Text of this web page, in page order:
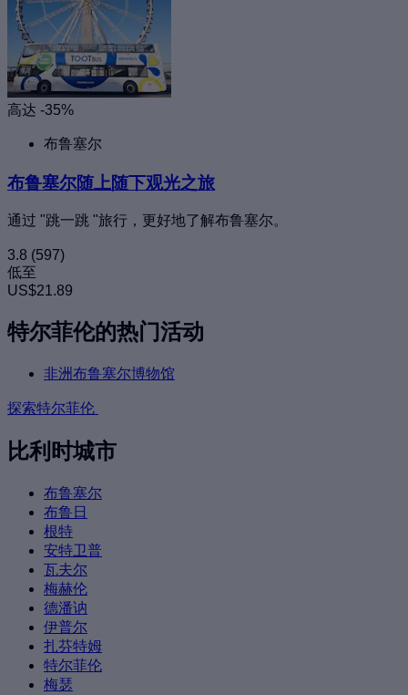
高达 -35%
布鲁塞尔
布鲁塞尔随上随下观光之旅
通过 "跳一跳 "旅行，更好地了解布鲁塞尔。
3.8 (597)
低至
US$21.89
特尔菲伦的热门活动
非洲布鲁塞尔博物馆
探索特尔菲伦
比利时城市
布鲁塞尔
布鲁日
根特
安特卫普
瓦夫尔
梅赫伦
德潘讷
伊普尔
扎芬特姆
特尔菲伦
梅瑟